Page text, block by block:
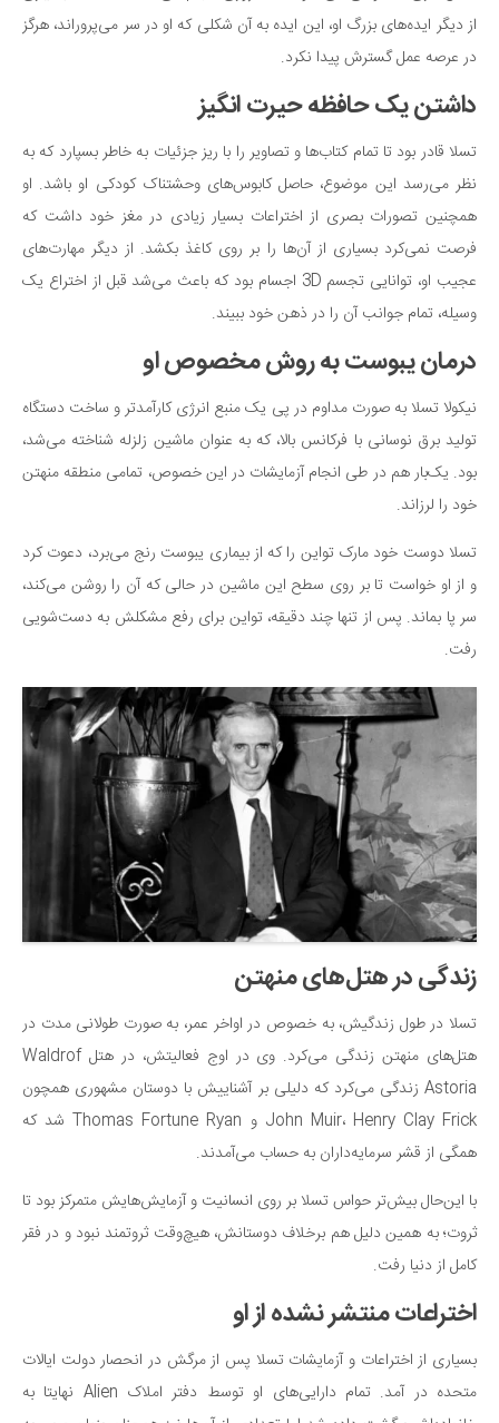
از دیگر ایده‌های بزرگ او، این ایده به آن شکلی که او در سر می‌پروراند، هرگز
در عرصه عمل گسترش پیدا نکرد.
داشتن یک حافظه حیرت انگیز
تسلا قادر بود تا تمام کتاب‌ها و تصاویر را با ریز جزئیات به خاطر بسپارد که به
نظر می‌رسد این موضوع، حاصل کابوس‌های وحشتناک کودکی او باشد. او
همچنین تصورات بصری از اختراعات بسیار زیادی در مغز خود داشت که
فرصت نمی‌کرد بسیاری از آن‌ها را بر روی کاغذ بکشد. از دیگر مهارت‌های
عجیب او، توانایی تجسم 3D اجسام بود که باعث می‌شد قبل از اختراع یک
وسیله، تمام جوانب آن را در ذهن خود ببیند.
درمان یبوست به روش مخصوص او
نیکولا تسلا به صورت مداوم در پی یک منبع انرژی کارآمدتر و ساخت دستگاه
تولید برق نوسانی با فرکانس بالا، که به عنوان ماشین زلزله شناخته می‌شد،
بود. یک‌بار هم در طی انجام آزمایشات در این خصوص، تمامی منطقه منهتن
خود را لرزاند.
تسلا دوست خود مارک تواین را که از بیماری یبوست رنج می‌برد، دعوت کرد
و از او خواست تا بر روی سطح این ماشین در حالی که آن را روشن می‌کند،
سر پا بماند. پس از تنها چند دقیقه، تواین برای رفع مشکلش به دست‌شویی
رفت.
زندگی در هتل‌های منهتن
تسلا در طول زندگیش، به خصوص در اواخر عمر، به صورت طولانی مدت در
هتل‌های منهتن زندگی می‌کرد. وی در اوج فعالیتش، در هتل Waldrof
Astoria زندگی می‌کرد که دلیلی بر آشناییش با دوستان مشهوری همچون
John Muir، Henry Clay Frick و Thomas Fortune Ryan شد که
همگی از قشر سرمایه‌داران به حساب می‌آمدند.
با این‌حال بیش‌تر حواس تسلا بر روی انسانیت و آزمایش‌هایش متمرکز بود تا
ثروت؛ به همین دلیل هم برخلاف دوستانش، هیچ‌وقت ثروتمند نبود و در فقر
کامل از دنیا رفت.
اختراعات منتشر نشده از او
بسیاری از اختراعات و آزمایشات تسلا پس از مرگش در انحصار دولت ایالات
متحده در آمد. تمام دارایی‌های او توسط دفتر املاک Alien نهایتا به